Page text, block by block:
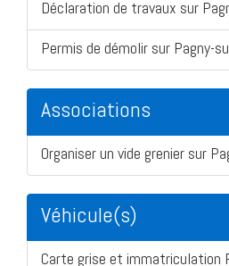
Déclaration de travaux sur
Permis de démolir sur Pagny-
Associations
Organiser un vide grenier sur
Véhicule(s)
Carte grise et immatriculation